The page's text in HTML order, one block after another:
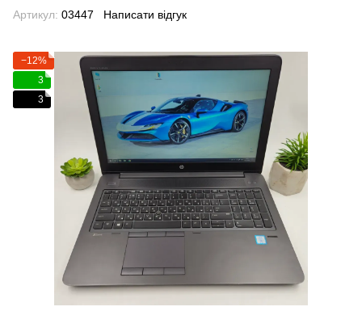
Артикул: 03447 Написати відгук
−12%
3
3